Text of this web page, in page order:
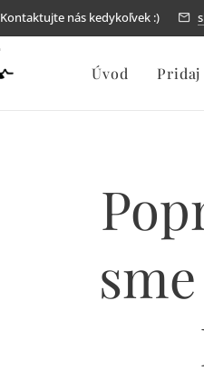
Kontaktujte nás kedykoľvek :)
Úvod Pridaj